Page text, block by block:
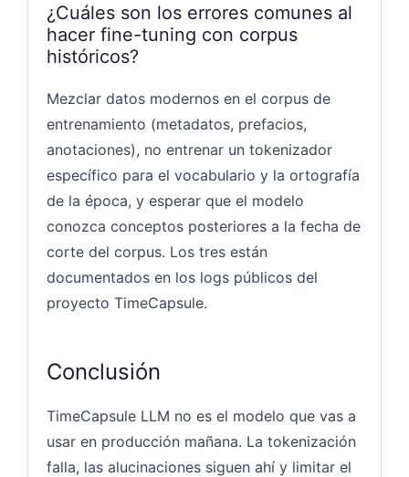
¿Cuáles son los errores comunes al
hacer fine-tuning con corpus
históricos?
Mezclar datos modernos en el corpus de
entrenamiento (metadatos, prefacios,
anotaciones), no entrenar un tokenizador
específico para el vocabulario y la ortografía
de la época, y esperar que el modelo
conozca conceptos posteriores a la fecha de
corte del corpus. Los tres están
documentados en los logs públicos del
proyecto TimeCapsule.
Conclusión
TimeCapsule LLM no es el modelo que vas a
usar en producción mañana. La tokenización
falla, las alucinaciones siguen ahí y limitar el